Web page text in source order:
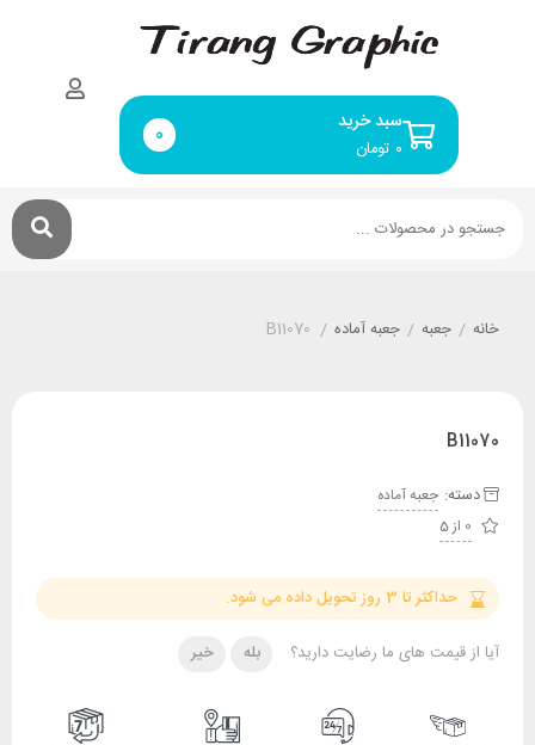
سبد خرید
تومان ۰ 0
خانه / جعبه / جعبه آماده /
B11070
B11070
دسته: جعبه آماده
0 از 5
حداکثر تا 3 روز تحویل داده می شود.
آیا از قیمت های ما رضایت دارید؟ بله خیر